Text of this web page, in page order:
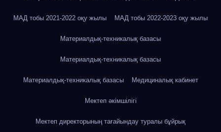
МАД тобы 2021-2022 оқу жылы МАД тобы 2022-2023 оқу жылы
Материалдық-техникалық базасы
Материалдық-техникалық базасы
Материалдық-техникалық базасы Медициналық кабинет
Мектеп әкімшілігі
Мектеп директорының тағайындау туралы бұйрық